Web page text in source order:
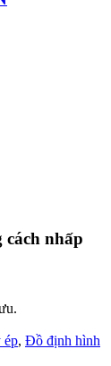
cách nhấp
ép, Đồ định hình